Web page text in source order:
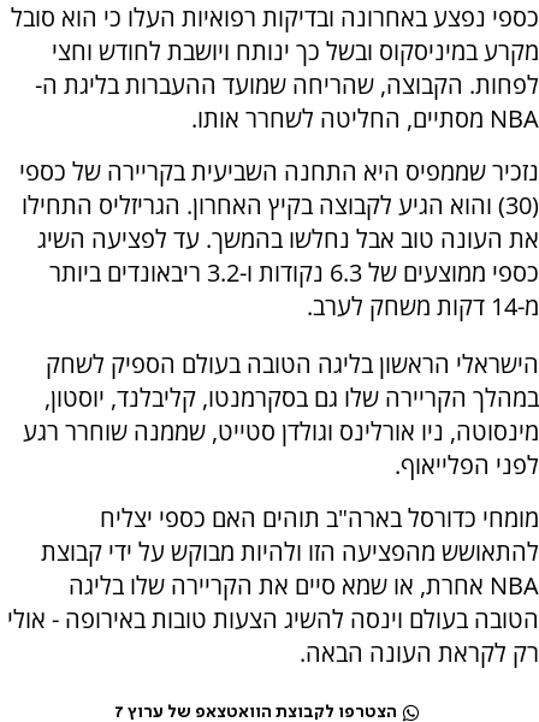
כספי נפצע באחרונה ובדיקות רפואיות העלו כי הוא סובל
מקרע במיניסקוס ובשל כך ינותח ויושבת לחודש וחצי
לפחות. הקבוצה, שהריחה שמועד ההעברות בליגת ה-
NBA מסתיים, החליטה לשחרר אותו.
נזכיר שממפיס היא התחנה השביעית בקריירה של כספי
(30) והוא הגיע לקבוצה בקיץ האחרון. הגריזליס התחילו
את העונה טוב אבל נחלשו בהמשך. עד לפציעה השיג
כספי ממוצעים של 6.3 נקודות ו-3.2 ריבאונדים ביותר
מ-14 דקות משחק לערב.
הישראלי הראשון בליגה הטובה בעולם הספיק לשחק
במהלך הקריירה שלו גם בסקרמנטו, קליבלנד, יוסטון,
מינסוטה, ניו אורלינס וגולדן סטייט, שממנה שוחרר רגע
לפני הפלייאוף.
מומחי כדורסל בארה"ב תוהים האם כספי יצליח
להתאושש מהפציעה הזו ולהיות מבוקש על ידי קבוצת
NBA אחרת, או שמא סיים את הקריירה שלו בליגה
הטובה בעולם וינסה להשיג הצעות טובות באירופה - אולי
רק לקראת העונה הבאה.
הצטרפו לקבוצת הוואטצאפ של ערוץ 7